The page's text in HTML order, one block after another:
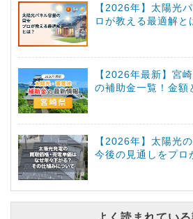
【2026年】太陽光
ロが教える最適解と
【2026年最新】宮
の補助金一覧！金額
【2026年】太陽光
今後の見通しをプロ